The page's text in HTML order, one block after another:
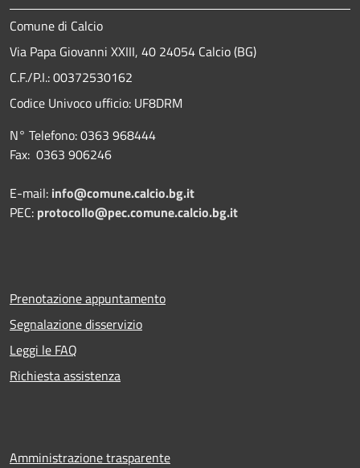
Comune di Calcio
Via Papa Giovanni XXIII, 40 24054 Calcio (BG)
C.F./P.I.: 00372530162
Codice Univoco ufficio: UF8DRM
N° Telefono: 0363 968444
Fax: 0363 906246
E-mail: info@comune.calcio.bg.it
PEC: protocollo@pec.comune.calcio.bg.it
Prenotazione appuntamento
Segnalazione disservizio
Leggi le FAQ
Richiesta assistenza
Amministrazione trasparente